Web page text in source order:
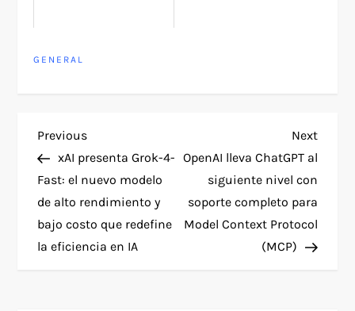
GENERAL
P
o
s
t
Previous
Post
Previous
xAI presenta Grok-4-
Fast: el nuevo modelo
de alto rendimiento y
bajo costo que redefine
la eficiencia en IA
Next
Post
Next
OpenAI lleva ChatGPT al
siguiente nivel con
soporte completo para
Model Context Protocol
(MCP)